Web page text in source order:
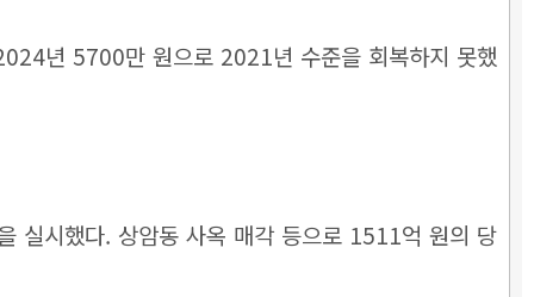
년 5700만 원으로 2021년 수준을 회복하지 못했
시했다. 상암동 사옥 매각 등으로 1511억 원의 당